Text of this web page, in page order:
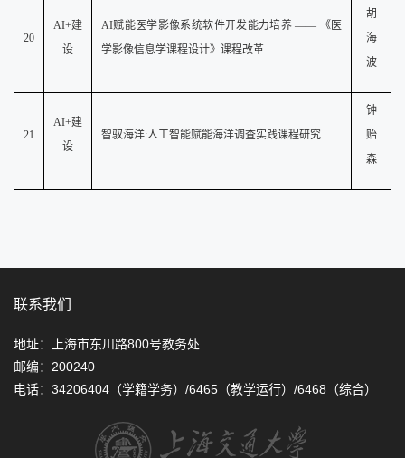
20
AI+建
设
AI赋能医学影像系统软件开发能力培养 —— 《医
学影像信息学课程设计》课程改革
胡
海
波
21
AI+建
设
智驭海洋:人工智能赋能海洋调查实践课程研究
钟
贻
森
联系我们
地址：上海市东川路800号教务处
邮编：200240
电话：34206404（学籍学务）/6465（教学运行）/6468（综合）